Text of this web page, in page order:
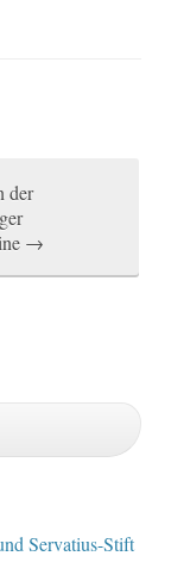
der
→
Servatius-Stift